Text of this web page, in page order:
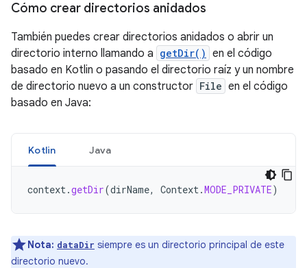
Cómo crear directorios anidados
También puedes crear directorios anidados o abrir un
directorio interno llamando a getDir() en el código
basado en Kotlin o pasando el directorio raíz y un nombre
de directorio nuevo a un constructor File en el código
basado en Java:
Kotlin Java
context.getDir(dirName, Context.MODE_PRIVATE)
Nota: dataDir siempre es un directorio principal de este
directorio nuevo.